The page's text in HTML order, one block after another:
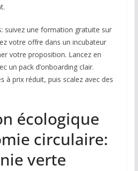
suivez une formation gratuite sur
votre offre dans un incubateur
votre proposition. Lancez en
un pack d’onboarding clair.
à prix réduit, puis scalez avec des
écologique
circulaire:
verte